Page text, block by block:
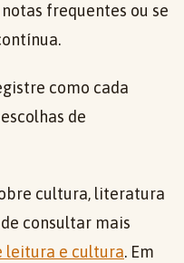
frequentes ou se
como cada
de
cultura, literatura
consultar mais
leitura e cultura. Em